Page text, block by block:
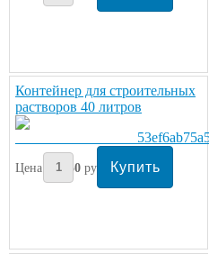
Контейнер для строительных
растворов 40 литров
Цена: 250руб/шт.